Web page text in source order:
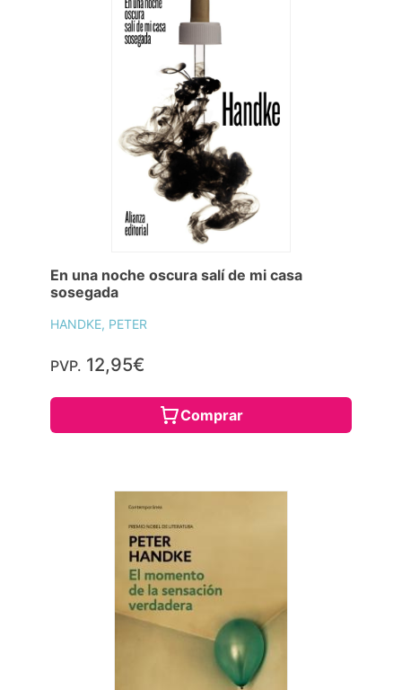
En una noche oscura salí de mi casa
sosegada
HANDKE, PETER
PVP. 12,95€
Comprar